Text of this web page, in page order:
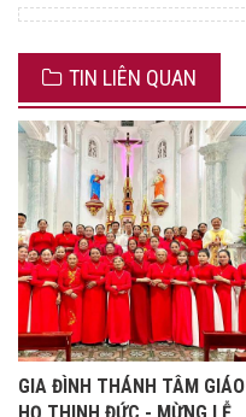
TIN LIÊN QUAN
GIA ĐÌNH THÁNH TÂM GIÁO
HỌ THINH ĐỨC - MỪNG LỄ